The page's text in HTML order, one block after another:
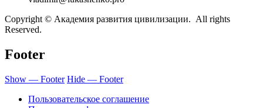
Copyright © Академия развития цивилизации. All rights
Reserved.
Footer
Show — Footer Hide — Footer
Пользовательское соглашение